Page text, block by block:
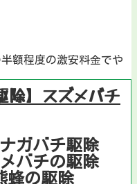
額程度の激安料金でや
除】スズメバチ
ガバチ駆除
バチの駆除
蜂の駆除